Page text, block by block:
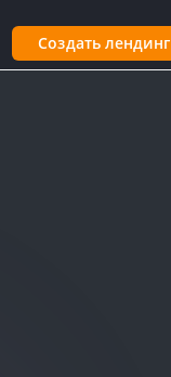
Создать лендинг